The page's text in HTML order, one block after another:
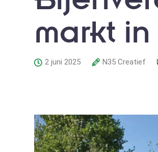
markt in
2 juni 2025 N35 Creatief